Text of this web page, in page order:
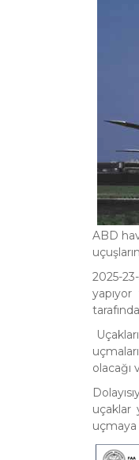
ABD
2025-
olacağı
uçaklar